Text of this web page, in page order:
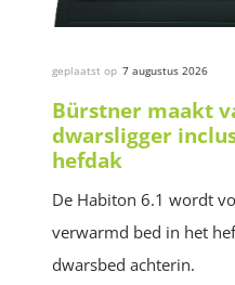
geplaatst op 7 augustus 2026
Bürstner maakt
dwarsligger
hefdak
De Habiton 6.1 wordt
verwarmd bed in het
dwarsbed achterin.